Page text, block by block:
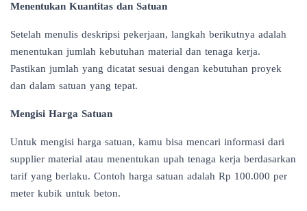
Menentukan Kuantitas dan Satuan
Setelah menulis deskripsi pekerjaan, langkah berikutnya adalah
menentukan jumlah kebutuhan material dan tenaga kerja.
Pastikan jumlah yang dicatat sesuai dengan kebutuhan proyek
dan dalam satuan yang tepat.
Mengisi Harga Satuan
Untuk mengisi harga satuan, kamu bisa mencari informasi dari
supplier material atau menentukan upah tenaga kerja berdasarkan
tarif yang berlaku. Contoh harga satuan adalah Rp 100.000 per
meter kubik untuk beton.